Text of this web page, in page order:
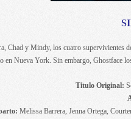
Chad y Mindy, los cuatro supervivientes
en Nueva York. Sin embargo, Ghostface
Titulo Original:
Melissa Barrera, Jenna Ortega,